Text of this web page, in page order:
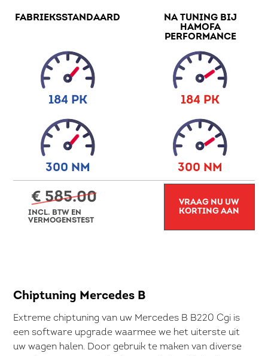
FABRIEKSSTANDAARD
NA TUNING BIJ
HAMOFA
PERFORMANCE
184 PK
300 NM
184 PK
300 NM
€ 585.00
INCL. BTW EN
VERMOGENSTEST
VRAAG NU UW
KORTING AAN
Chiptuning Mercedes B
Extreme chiptuning van uw Mercedes B B220 Cgi is
een software upgrade waarmee we het uiterste uit
uw wagen halen. Door gebruik te maken van diverse